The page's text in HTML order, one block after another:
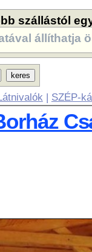
szállástól
állíthatja
| SZÉP-